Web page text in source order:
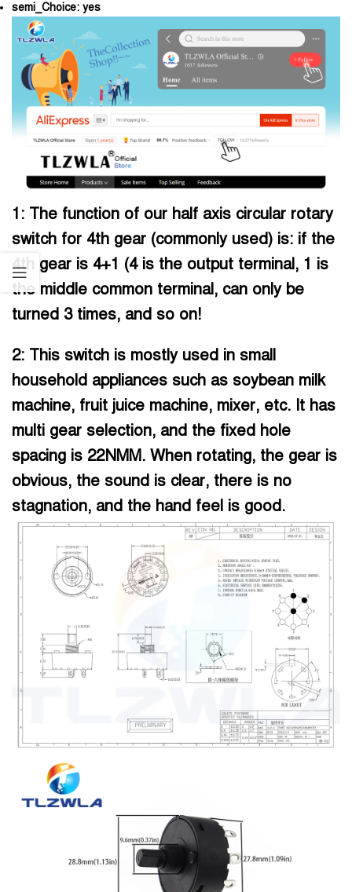
semi_Choice: yes
1: The function of our half axis circular rotary
switch for 4th gear (commonly used) is: if the
4th gear is 4+1 (4 is the output terminal, 1 is
the middle common terminal, can only be
turned 3 times, and so on!
2: This switch is mostly used in small
household appliances such as soybean milk
machine, fruit juice machine, mixer, etc. It has
multi gear selection, and the fixed hole
spacing is 22NMM. When rotating, the gear is
obvious, the sound is clear, there is no
stagnation, and the hand feel is good.